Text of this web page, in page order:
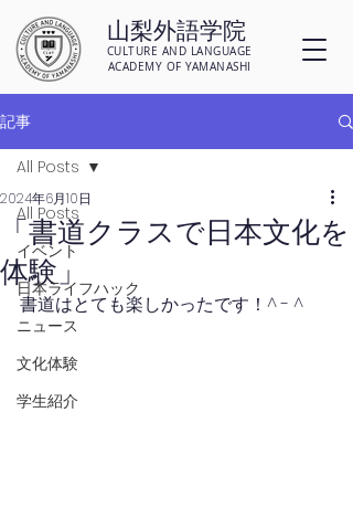
山梨外語学院
CULTURE AND LANGUAGE
ACADEMY OF YAMANASHI
記事
All Posts
イベント
日本ライフハック
ニュース
文化体験
学生紹介
All Posts
「書道クラスで日本文化を
体験」
2024年6月10日
書道はとても楽しかったです！^ - ^